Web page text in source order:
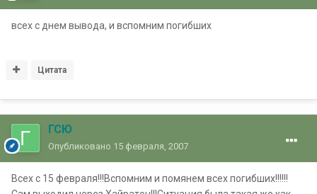
всех с днем вывода, и вспомним погибших
Цитата
ГСЮ
Опубликовано 15 февраля, 2007
Всех с 15 февраля!!!Вспомним и помянем всех погибших!!!!!!